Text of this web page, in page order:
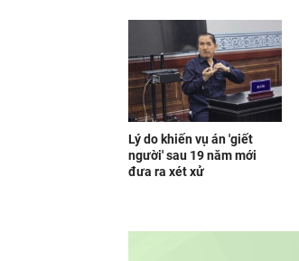
Lý do khiến vụ án 'giết
người' sau 19 năm mới
đưa ra xét xử